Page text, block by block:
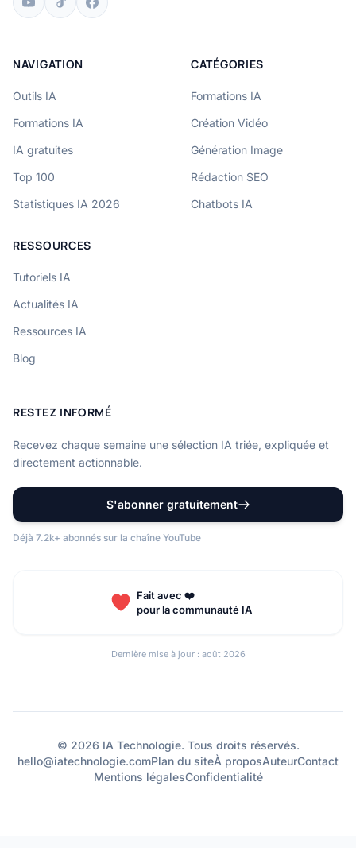
NAVIGATION
Outils IA
Formations IA
IA gratuites
Top 100
Statistiques IA 2026
CATÉGORIES
Formations IA
Création Vidéo
Génération Image
Rédaction SEO
Chatbots IA
RESSOURCES
Tutoriels IA
Actualités IA
Ressources IA
Blog
RESTEZ INFORMÉ
Recevez chaque semaine une sélection IA triée, expliquée et
directement actionnable.
S'abonner gratuitement
Déjà 7.2k+ abonnés sur la chaîne YouTube
Fait avec ❤️
pour la communauté IA
Dernière mise à jour : août 2026
© 2026 IA Technologie. Tous droits réservés.
hello@iatechnologie.comPlan du siteÀ proposAuteurContact
Mentions légalesConfidentialité